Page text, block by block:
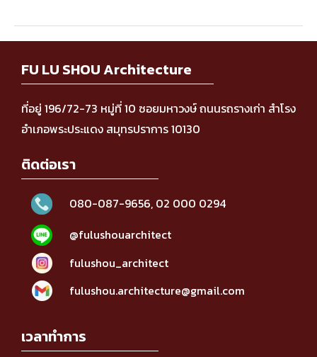
FU LU SHOU Architecture
ที่อยู่ 196/72-73 หมู่ที่ 10 ซอยมหาวงษ์ ถนนรถรางเก่า สำโรง
อำเภอพระประแดง สมุทรปราการ 10130
ติดต่อเรา
080-087-9656, 02 000 0294
@fulushouarchitect
fulushou_architect
fulushou.architecture@gmail.com
เวลาทำการ